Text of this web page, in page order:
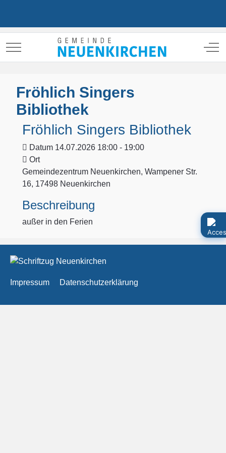
Mobile Menu Toggle Off-
Fröhlich Singers
Bibliothek
Fröhlich Singers Bibliothek
Datum 14.07.2026 18:00 - 19:00
Ort
Gemeindezentrum Neuenkirchen, Wampener Str.
16, 17498 Neuenkirchen
Beschreibung
außer in den Ferien
Impressum Datenschutzerklärung